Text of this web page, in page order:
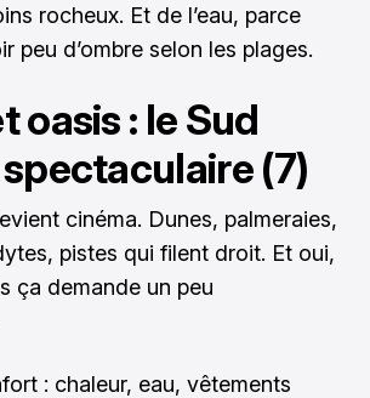
rocheux. Et de l’eau, parce
peu d’ombre selon les plages.
oasis : le Sud
(7)
cinéma. Dunes, palmeraies,
pistes qui filent droit. Et oui,
ça demande un peu
: chaleur, eau, vêtements